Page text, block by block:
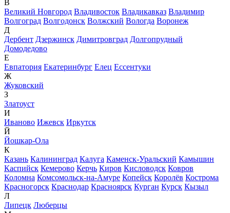
В
Великий Новгород Владивосток Владикавказ Владимир
Волгоград Волгодонск Волжский Вологда Воронеж
Д
Дербент Дзержинск Димитровград Долгопрудный
Домодедово
Е
Евпатория Екатеринбург Елец Ессентуки
Ж
Жуковский
З
Златоуст
И
Иваново Ижевск Иркутск
Й
Йошкар-Ола
К
Казань Калининград Калуга Каменск-Уральский Камышин
Каспийск Кемерово Керчь Киров Кисловодск Ковров
Коломна Комсомольск-на-Амуре Копейск Королёв Кострома
Красногорск Краснодар Красноярск Курган Курск Кызыл
Л
Липецк Люберцы